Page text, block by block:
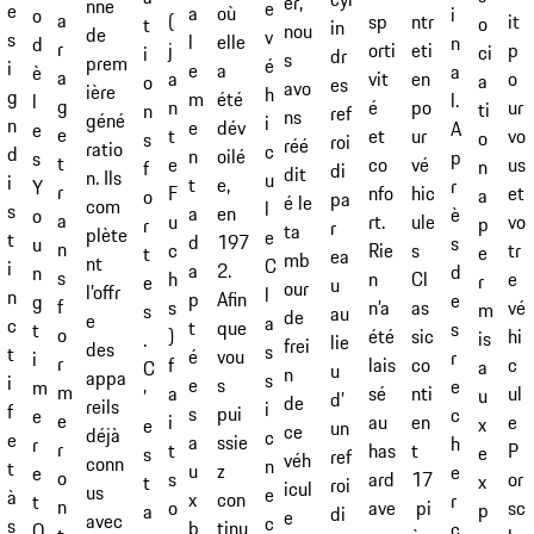
e
s
i
g
n
d
i
s
t
i
n
c
t
i
f
e
t
à
s
o
d
è
l
e
s
Y
o
u
n
g
t
i
m
e
r
e
t
a
r
a
g
e
t
r
a
n
s
f
o
r
m
e
r
o
n
nne
de
prem
ière
géné
ratio
n. Ils
com
plète
nt
l’offr
e
des
appa
reils
déjà
conn
us
avec
t
i
o
n
s
f
o
r
t
e
s
.
C
’
e
s
t
a
(
j
a
n
t
e
F
u
c
h
s
)
f
a
i
t
s
o
a
l
e
m
e
n
t
a
d
a
p
t
é
e
s
a
u
x
où
elle
a
été
dév
oilé
e,
en
197
2.
Afin
que
vou
s
pui
ssie
z
con
tinu
e
v
é
h
i
c
u
l
e
C
l
a
s
s
i
c
n
e
c
nou
s
avo
ns
réé
dit
é le
ta
mb
our
de
frei
n
de
ce
véh
icul
e
in
dr
es
ref
roi
di
pa
r
ea
u
au
lie
u
d’
un
ref
roi
di
sp
orti
vit
é
et
co
nfo
rt.
Rie
n
n’a
été
lais
sé
au
has
ard
ave
ntr
eti
en
po
ur
vé
hic
ule
s
Cl
as
sic
co
nti
en
t
17
pi
i
n
a
l.
A
p
r
è
s
d
e
s
r
e
c
h
e
r
o
ci
a
ti
o
n
a
p
e
r
m
is
a
u
x
e
x
p
it
p
o
ur
vo
us
et
vo
tr
e
vé
hi
c
ul
e
P
or
sc